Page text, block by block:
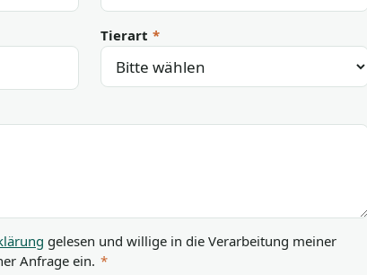
Tierart *
gelesen und willige in die Verarbeitung meiner
Anfrage ein. *